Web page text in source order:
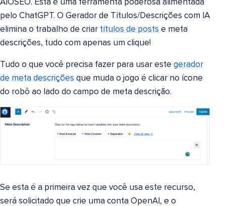
AIOSEO. Esta é uma ferramenta poderosa alimentada
pelo ChatGPT. O Gerador de Títulos/Descrições com IA
elimina o trabalho de criar títulos de posts e meta
descrições, tudo com apenas um clique!
Tudo o que você precisa fazer para usar este gerador
de meta descrições que muda o jogo é clicar no ícone
do robô ao lado do campo de meta descrição.
Se esta é a primeira vez que você usa este recurso,
será solicitado que crie uma conta OpenAI, e o